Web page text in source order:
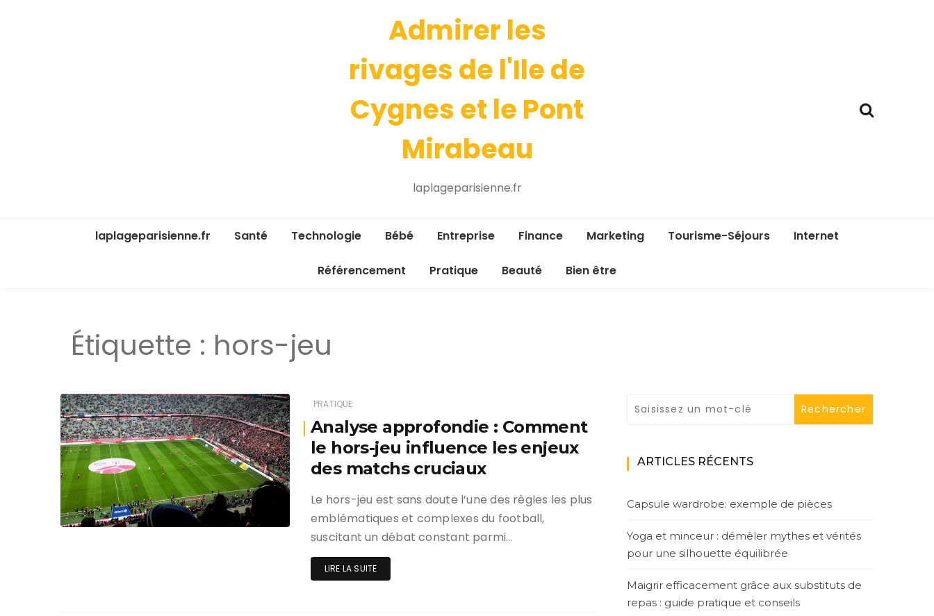
Admirer les
rivages de l'Ile de
Cygnes et le Pont
Mirabeau
laplageparisienne.fr
laplageparisienne.fr Santé Technologie Bébé Entreprise Finance Marketing Tourisme-Séjours Internet
Référencement Pratique Beauté Bien être
Étiquette : hors-jeu
PRATIQUE
Analyse approfondie : Comment
le hors-jeu influence les enjeux
des matchs cruciaux
Le hors-jeu est sans doute l’une des règles les plus
emblématiques et complexes du football,
suscitant un débat constant parmi…
LIRE LA SUITE
ARTICLES RÉCENTS
Capsule wardrobe: exemple de pièces
Yoga et minceur : démêler mythes et vérités
pour une silhouette équilibrée
Maigrir efficacement grâce aux substituts de
repas : guide pratique et conseils